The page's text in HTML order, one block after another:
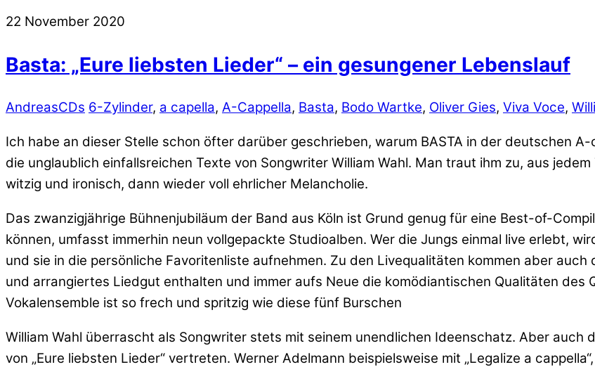
22 November 2020
Basta: „Eure liebsten Lieder“ – ein gesungener Lebenslauf
AndreasCDs 6-Zylinder, a capella, A-Cappella, Basta, Bodo Wartke, Oliver Gies, Viva Voce,
Ich habe an dieser Stelle schon öfter darüber geschrieben, warum BASTA in der deutschen
die unglaublich einfallsreichen Texte von Songwriter William Wahl. Man traut ihm zu, aus
witzig und ironisch, dann wieder voll ehrlicher Melancholie.
Das zwanzigjährige Bühnenjubiläum der Band aus Köln ist Grund genug für eine Best-of-
können, umfasst immerhin neun vollgepackte Studioalben. Wer die Jungs einmal live erlebt,
und sie in die persönliche Favoritenliste aufnehmen. Zu den Livequalitäten kommen aber
und arrangiertes Liedgut enthalten und immer aufs Neue die komödiantischen Qualitäten des
Vokalensemble ist so frech und spritzig wie diese fünf Burschen
William Wahl überrascht als Songwriter stets mit seinem unendlichen Ideenschatz. Aber auch
von „Eure liebsten Lieder“ vertreten. Werner Adelmann beispielsweise mit „Legalize a